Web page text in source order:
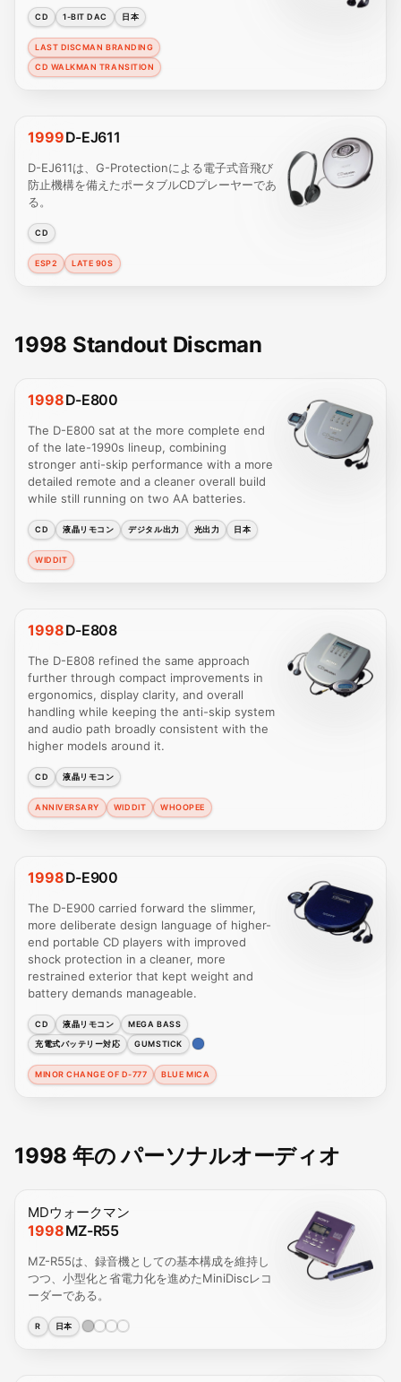
CD 1-BIT DAC 日本
LAST DISCMAN BRANDING
CD WALKMAN TRANSITION
1999D-EJ611
D-EJ611は、G-Protectionによる電子式音飛び
防止機構を備えたポータブルCDプレーヤーであ
る。
CD
ESP2 LATE 90S
1998 Standout Discman
1998D-E800
The D-E800 sat at the more complete end
of the late-1990s lineup, combining
stronger anti-skip performance with a more
detailed remote and a cleaner overall build
while still running on two AA batteries.
CD 液晶リモコン デジタル出力 光出力 日本
WIDDIT
1998D-E808
The D-E808 refined the same approach
further through compact improvements in
ergonomics, display clarity, and overall
handling while keeping the anti-skip system
and audio path broadly consistent with the
higher models around it.
CD 液晶リモコン
ANNIVERSARY WIDDIT WHOOPEE
1998D-E900
The D-E900 carried forward the slimmer,
more deliberate design language of higher-
end portable CD players with improved
shock protection in a cleaner, more
restrained exterior that kept weight and
battery demands manageable.
CD 液晶リモコン
MEGA BASS
充電式バッテリー対応
GUMSTICK
MINOR CHANGE OF D-777 BLUE MICA
1998 年の パーソナルオーディオ
MDウォークマン
1998MZ-R55
MZ-R55は、録音機としての基本構成を維持し
つつ、小型化と省電力化を進めたMiniDiscレコ
ーダーである。
R 日本